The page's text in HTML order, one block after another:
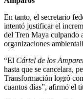
En tanto, el secretario
intentó justificar el
del Tren Maya culpando
organizaciones
“El Cártel de los
hasta que se cancelara,
Transformación logró
cuantos días”, afirmó el